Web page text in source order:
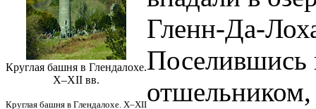
Круглая башня в Глендалохе.
X–XII вв.
Круглая башня в Глендалохе. X–XII
Гленн-Да-
Поселившись
отшельником,